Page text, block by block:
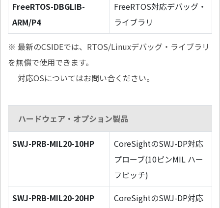
FreeRTOS-DBGLIB-
ARM/P4
FreeRTOS対応デバッグ・
ライブラリ
※ 最新のCSIDEでは、RTOS/Linuxデバッグ・ライブラリ
を無償で使用できます。
対応OSについてはお問い合ください。
ハードウェア・オプション製品
SWJ-PRB-MIL20-10HP
CoreSightのSWJ-DP対応
プローブ(10ピンMIL ハー
フピッチ)
SWJ-PRB-MIL20-20HP
CoreSightのSWJ-DP対応